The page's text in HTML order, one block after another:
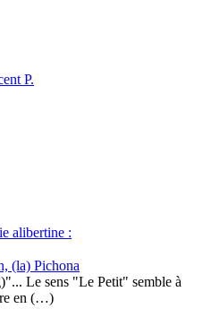
P.
alibertine :
(la) Pichona
Le sens "Le Petit" semble à
en (…)